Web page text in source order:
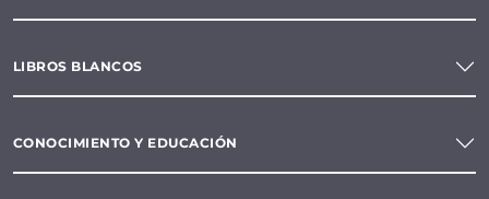
LIBROS BLANCOS
CONOCIMIENTO Y EDUCACIÓN